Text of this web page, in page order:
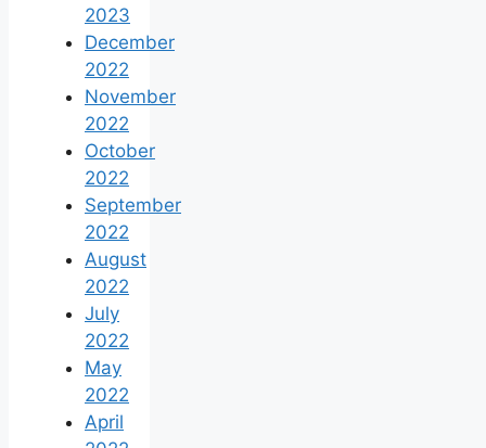
2023
December
2022
November
2022
October
2022
September
2022
August
2022
July
2022
May
2022
April